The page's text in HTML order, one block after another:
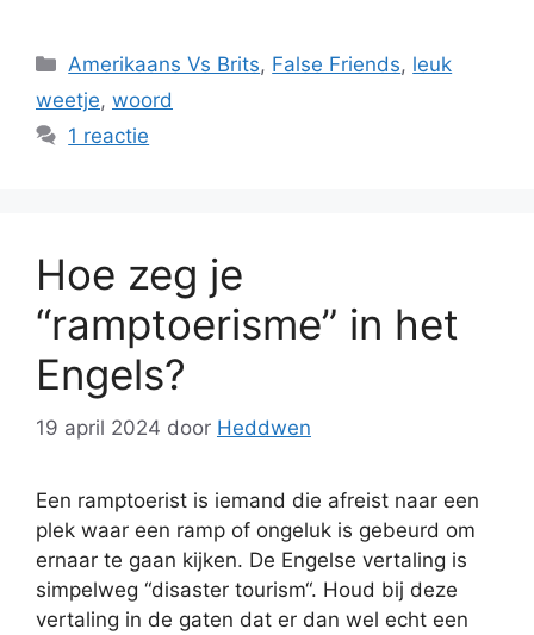
Categorieën
Amerikaans Vs Brits, False Friends, leuk
weetje, woord
1 reactie
Hoe zeg je
“ramptoerisme” in het
Engels?
19 april 2024 door Heddwen
Een ramptoerist is iemand die afreist naar een
plek waar een ramp of ongeluk is gebeurd om
ernaar te gaan kijken. De Engelse vertaling is
simpelweg “disaster tourism“. Houd bij deze
vertaling in de gaten dat er dan wel echt een